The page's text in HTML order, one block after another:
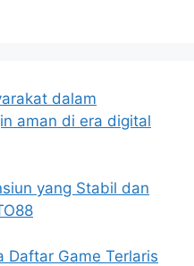
dalam
aman di era digital
yang Stabil dan
Daftar Game Terlaris